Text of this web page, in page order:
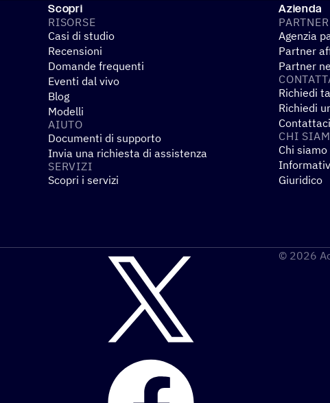
Scopri
RISORSE
Casi di studio
Recensioni
Domande frequenti
Eventi dal vivo
Blog
Modelli
AIUTO
Documenti di supporto
Invia una richiesta di assistenza
SERVIZI
Scopri i servizi
Azienda
Agenzia
Partner
Partner
Richiedi
Richiedi
Contattaci
CHI
Chi siamo
Giuridico
© 2026